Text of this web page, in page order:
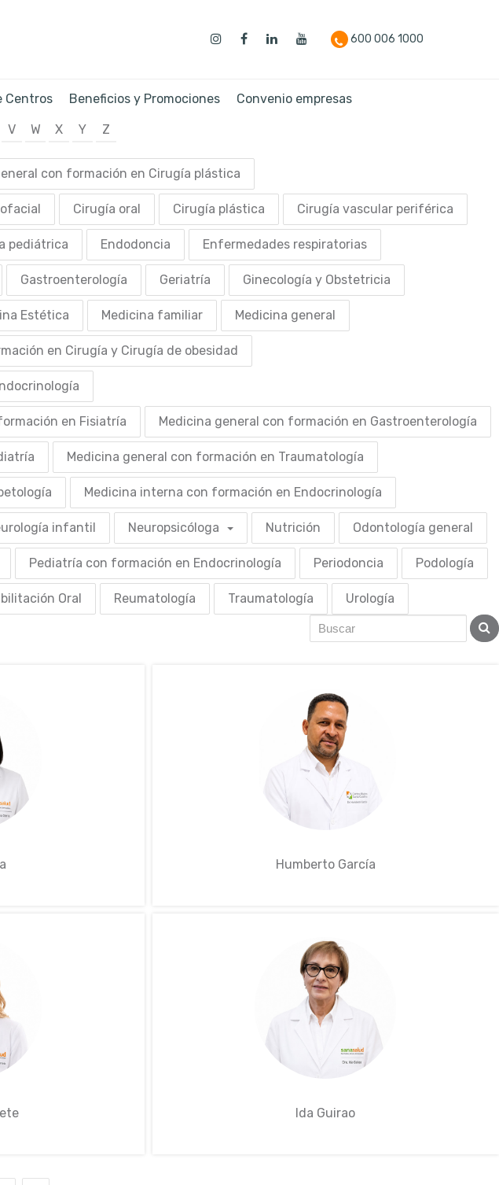
600 006 1000
Centros Beneficios y Promociones Convenio empresas
V W X Y Z
con formación en Cirugía plástica
Cirugía oral Cirugía plástica Cirugía vascular periférica
pediátrica Endodoncia Enfermedades respiratorias
Gastroenterología Geriatría Ginecología y Obstetricia
Estética Medicina familiar Medicina general
en Cirugía y Cirugía de obesidad
en Fisiatría Medicina general con formación en Gastroenterología
Medicina general con formación en Traumatología
Medicina interna con formación en Endocrinología
infantil Neuropsicóloga Nutrición Odontología general
Pediatría con formación en Endocrinología Periodoncia Podología
Oral Reumatología Traumatología Urología
Humberto García
Ida Guirao